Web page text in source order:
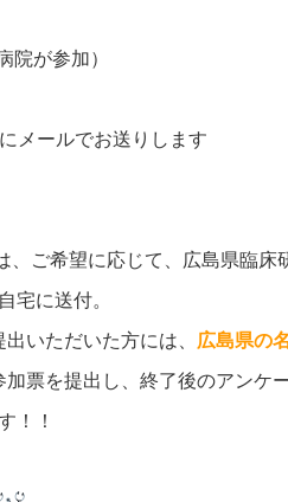
院が参加）
メールでお送りします
、ご希望に応じて、広島県臨床
宅に送付。
いただいた方には、 広島県の
票を提出し、終了後のアンケ
！！